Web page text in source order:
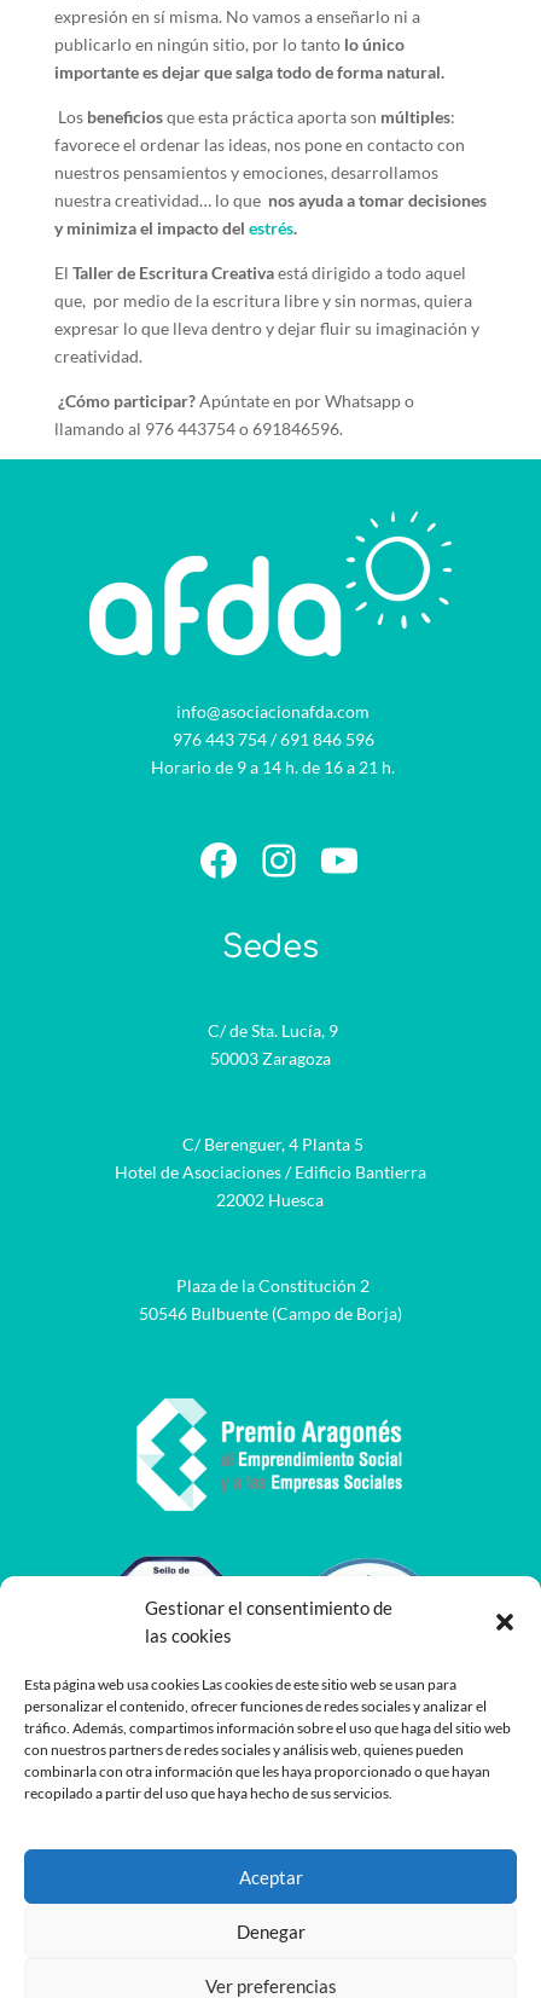
Gestionar el consentimiento de
las cookies
Esta página web usa cookies Las cookies de este sitio web se usan para
personalizar el contenido, ofrecer funciones de redes sociales y analizar el
tráfico. Además, compartimos información sobre el uso que haga del sitio web
con nuestros partners de redes sociales y análisis web, quienes pueden
combinarla con otra información que les haya proporcionado o que hayan
recopilado a partir del uso que haya hecho de sus servicios.
Aceptar
Denegar
Ver preferencias
expresión en sí misma. No vamos a enseñarlo ni a
publicarlo en ningún sitio, por lo tantolo único
importante es dejar que salga todo de forma natural.
Los beneficiosque esta práctica aporta son múltiples:
favorece el ordenar las ideas, nos pone en contacto con
nuestros pensamientos y emociones, desarrollamos
nuestra creatividad… lo quenos ayuda a tomar decisiones
y minimiza el impacto del estrés.
El Taller de Escritura Creativaestá dirigido a todo aquel
que, por medio de la escritura libre y sin normas, quiera
expresar lo que lleva dentro y dejar fluir su imaginación y
creatividad.
¿Cómo participar?Apúntate en por Whatsapp o
llamando al 976 443754 o 691846596.
info@asociacionafda.com
976 443 754/691 846 596
Horario de 9 a 14 h. de 16 a 21 h.
Facebook
Instagram
YouTube
Sedes
C/ de Sta. Lucía, 9
50003 Zaragoza
C/ Berenguer, 4 Planta 5
Hotel de Asociaciones / Edificio Bantierra
22002 Huesca
Plaza de la Constitución 2
50546 Bulbuente (Campo de Borja)